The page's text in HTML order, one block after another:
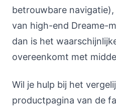
betrouwbare
van high-end Dreame-
dan is het
overeenkomt met
Wil je hulp bij het
productpagina van de